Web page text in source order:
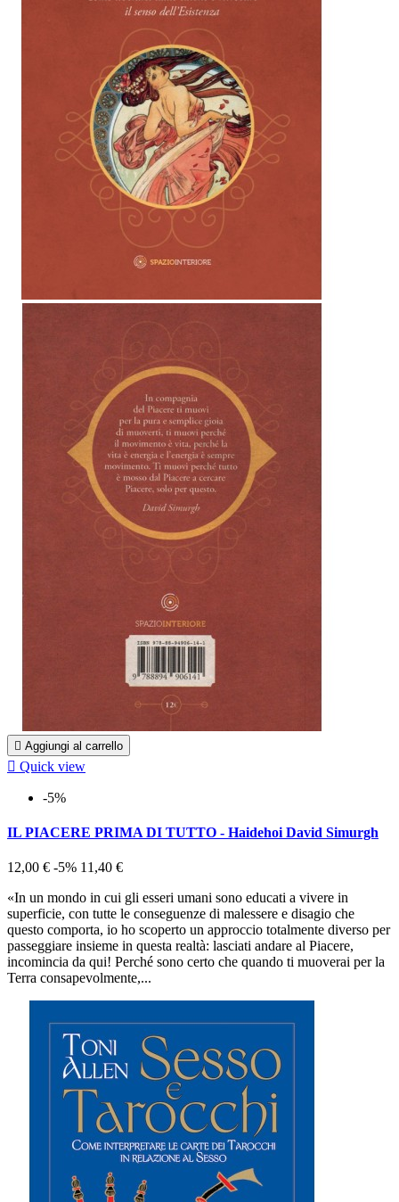
 Aggiungi al carrello
 Quick view
-5%
IL PIACERE PRIMA DI TUTTO - Haidehoi David Simurgh
12,00 € -5% 11,40 €
«In un mondo in cui gli esseri umani sono educati a vivere in
superficie, con tutte le conseguenze di malessere e disagio che
questo comporta, io ho scoperto un approccio totalmente diverso per
passeggiare insieme in questa realtà: lasciati andare al Piacere,
incomincia da qui! Perché sono certo che quando ti muoverai per la
Terra consapevolmente,...